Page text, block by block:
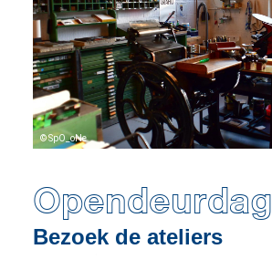
© SpO_oNe
Opendeurdag
Bezoek de ateliers